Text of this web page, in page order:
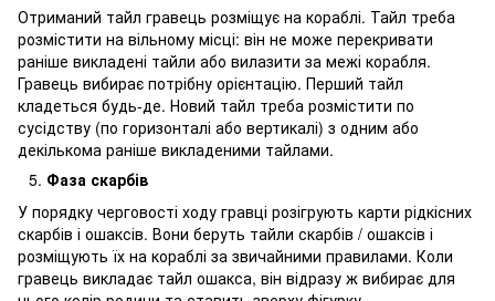
Отриманий тайл гравець розміщує на кораблі. Тайл треба
розмістити на вільному місці: він не може перекривати
раніше викладені тайли або вилазити за межі корабля.
Гравець вибирає потрібну орієнтацію. Перший тайл
кладеться будь-де. Новий тайл треба розмістити по
сусідству (по горизонталі або вертикалі) з одним або
декількома раніше викладеними тайлами.
Фаза скарбів
У порядку черговості ходу гравці розігрують карти рідкісних
скарбів і ошаксів. Вони беруть тайли скарбів / ошаксів і
розміщують їх на кораблі за звичайними правилами. Коли
гравець викладає тайл ошакса, він відразу ж вибирає для